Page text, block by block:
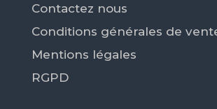
Contactez nous
Conditions générales de
Mentions légales
RGPD